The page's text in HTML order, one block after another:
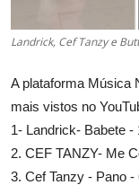
Landrick, Cef Tanzy e
A plataforma Música
mais vistos no
1- Landrick- Babete -
2. CEF TANZY- Me
3. Cef Tanzy - Pano -